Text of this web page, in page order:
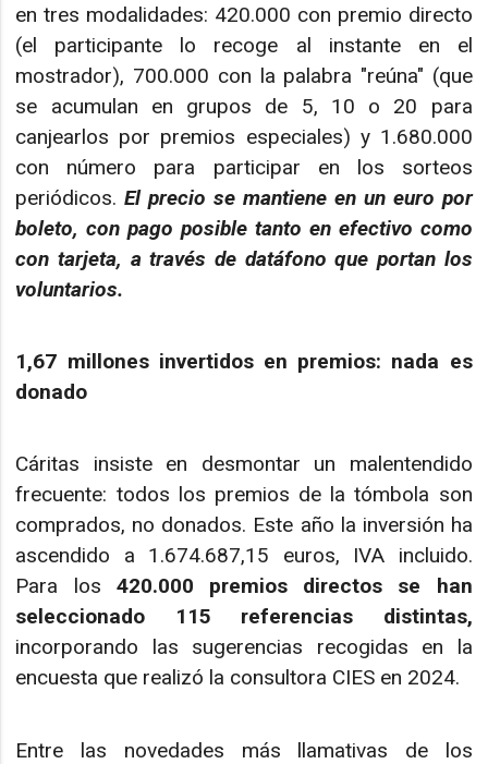
en tres modalidades: 420.000 con premio directo
(el participante lo recoge al instante en el
mostrador), 700.000 con la palabra "reúna" (que
se acumulan en grupos de 5, 10 o 20 para
canjearlos por premios especiales) y 1.680.000
con número para participar en los sorteos
periódicos. El precio se mantiene en un euro por
boleto, con pago posible tanto en efectivo como
con tarjeta, a través de datáfono que portan los
voluntarios.
1,67 millones invertidos en premios: nada es
donado
Cáritas insiste en desmontar un malentendido
frecuente: todos los premios de la tómbola son
comprados, no donados. Este año la inversión ha
ascendido a 1.674.687,15 euros, IVA incluido.
Para los 420.000 premios directos se han
seleccionado 115 referencias distintas,
incorporando las sugerencias recogidas en la
encuesta que realizó la consultora CIES en 2024.
Entre las novedades más llamativas de los